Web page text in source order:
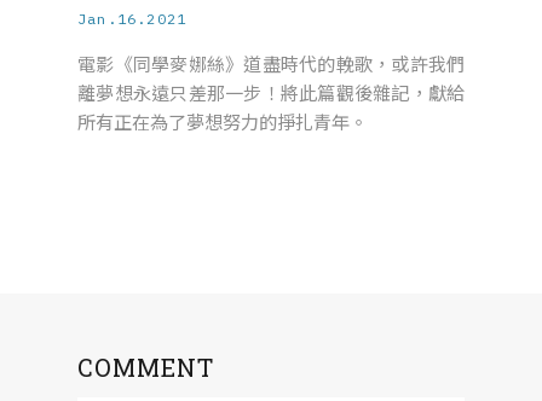
Jan.16.2021
電影《同學麥娜絲》道盡時代的輓歌，或許我們
離夢想永遠只差那一步！將此篇觀後雜記，獻給
所有正在為了夢想努力的掙扎青年。
COMMENT